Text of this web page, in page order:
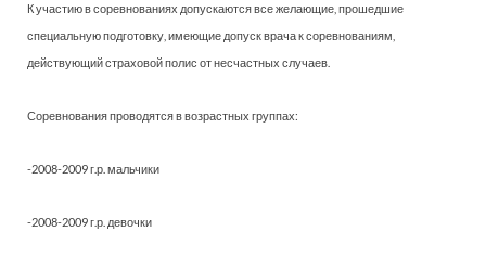
К участию в соревнованиях допускаются все желающие, прошедшие
специальную подготовку, имеющие допуск врача к соревнованиям,
действующий страховой полис от несчастных случаев.
Соревнования проводятся в возрастных группах:
-2008-2009 г.р. мальчики
-2008-2009 г.р. девочки